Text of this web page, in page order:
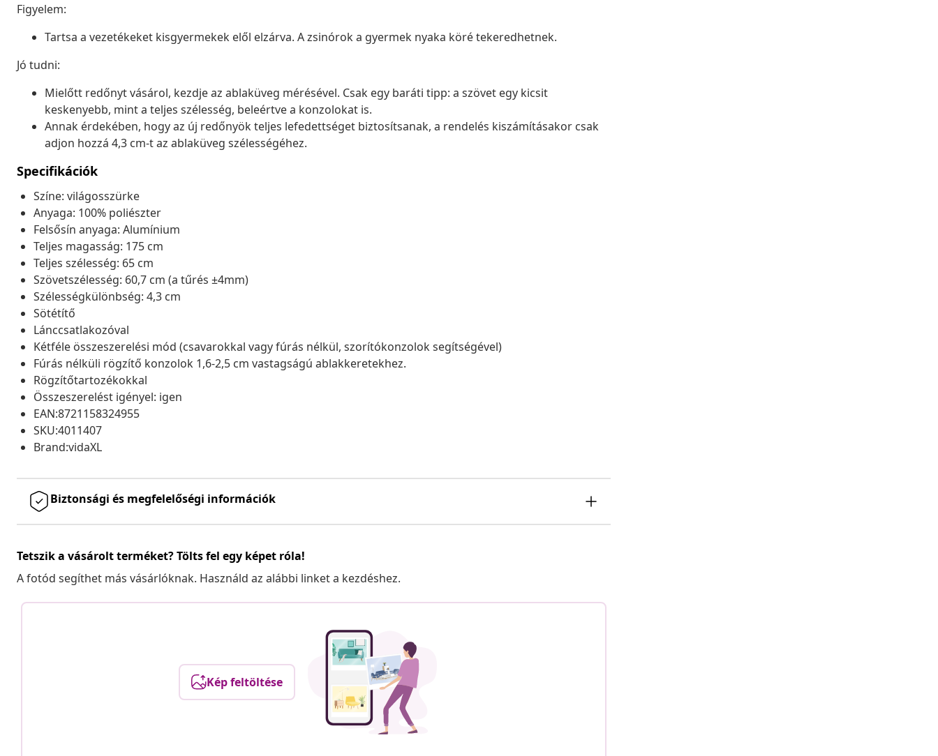
Figyelem:
Tartsa a vezetékeket kisgyermekek elől elzárva. A zsinórok a gyermek nyaka köré tekeredhetnek.
Jó tudni:
Mielőtt redőnyt vásárol, kezdje az ablaküveg mérésével. Csak egy baráti tipp: a szövet egy kicsit
keskenyebb, mint a teljes szélesség, beleértve a konzolokat is.
Annak érdekében, hogy az új redőnyök teljes lefedettséget biztosítsanak, a rendelés kiszámításakor csak
adjon hozzá 4,3 cm-t az ablaküveg szélességéhez.
Specifikációk
Színe: világosszürke
Anyaga: 100% poliészter
Felsősín anyaga: Alumínium
Teljes magasság: 175 cm
Teljes szélesség: 65 cm
Szövetszélesség: 60,7 cm (a tűrés ±4mm)
Szélességkülönbség: 4,3 cm
Sötétítő
Lánccsatlakozóval
Kétféle összeszerelési mód (csavarokkal vagy fúrás nélkül, szorítókonzolok segítségével)
Fúrás nélküli rögzítő konzolok 1,6-2,5 cm vastagságú ablakkeretekhez.
Rögzítőtartozékokkal
Összeszerelést igényel: igen
EAN:8721158324955
SKU:4011407
Brand:vidaXL
Biztonsági és megfelelőségi információk
Tetszik a vásárolt terméket? Tölts fel egy képet róla!
A fotód segíthet más vásárlóknak. Használd az alábbi linket a kezdéshez.
Kép feltöltése